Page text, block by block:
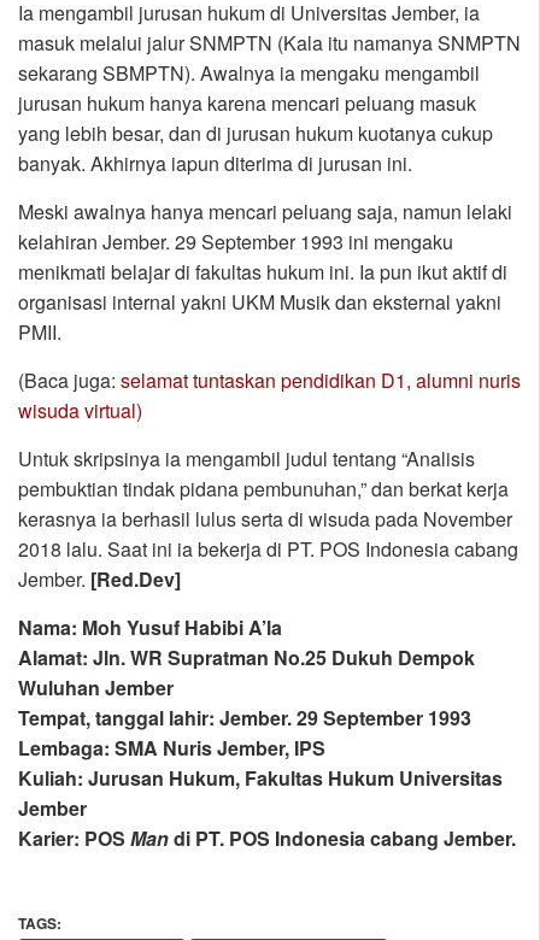
Ia mengambil jurusan hukum di Universitas Jember, ia
masuk melalui jalur SNMPTN (Kala itu namanya SNMPTN
sekarang SBMPTN). Awalnya ia mengaku mengambil
jurusan hukum hanya karena mencari peluang masuk
yang lebih besar, dan di jurusan hukum kuotanya cukup
banyak. Akhirnya iapun diterima di jurusan ini.
Meski awalnya hanya mencari peluang saja, namun lelaki
kelahiran Jember. 29 September 1993 ini mengaku
menikmati belajar di fakultas hukum ini. Ia pun ikut aktif di
organisasi internal yakni UKM Musik dan eksternal yakni
PMII.
(Baca juga: selamat tuntaskan pendidikan D1, alumni nuris
wisuda virtual)
Untuk skripsinya ia mengambil judul tentang “Analisis
pembuktian tindak pidana pembunuhan,” dan berkat kerja
kerasnya ia berhasil lulus serta di wisuda pada November
2018 lalu. Saat ini ia bekerja di PT. POS Indonesia cabang
Jember. [Red.Dev]
Nama: Moh Yusuf Habibi A’la
Alamat: Jln. WR Supratman No.25 Dukuh Dempok
Wuluhan Jember
Tempat, tanggal lahir: Jember. 29 September 1993
Lembaga: SMA Nuris Jember, IPS
Kuliah: Jurusan Hukum, Fakultas Hukum Universitas
Jember
Karier: POS Mandi PT. POS Indonesia cabang Jember.
TAGS: